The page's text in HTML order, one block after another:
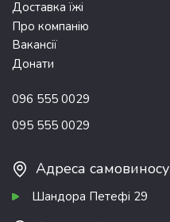
Доставка їжі
Про компанію
Вакансії
Донати
096 555 0029
095 555 0029
Адреса самовиносу
Шандора Петефі 29